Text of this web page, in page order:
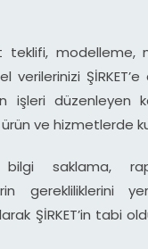
teklifi,
işleri
ve hizmetlerde
saklama,
gerekliliklerini
ŞİRKET’in tabi